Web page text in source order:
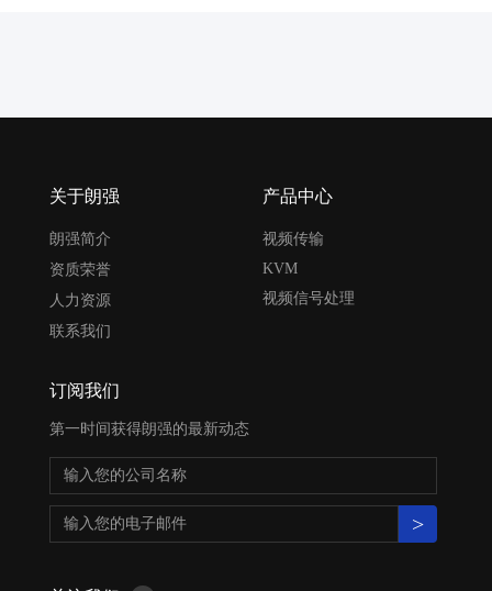
关于朗强
朗强简介
资质荣誉
人力资源
联系我们
产品中心
视频传输
KVM
视频信号处理
订阅我们
第一时间获得朗强的最新动态
>